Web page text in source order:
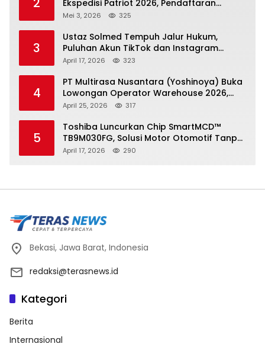
Ekspedisi Patriot 2026, Pendaftaran
Ditutup 21 Mei
Mei 3, 2026 325
3
Ustaz Solmed Tempuh Jalur Hukum,
Puluhan Akun TikTok dan Instagram
Dilaporkan atas Tuduhan Fitnah
April 17, 2026 323
4
PT Multirasa Nusantara (Yoshinoya) Buka
Lowongan Operator Warehouse 2026,
Penempatan CK Bekasi
April 25, 2026 317
5
Toshiba Luncurkan Chip SmartMCD™
TB9M030FG, Solusi Motor Otomotif Tanpa
Sensor di Kecepatan Nol
April 17, 2026 290
Bekasi, Jawa Barat, Indonesia
redaksi@terasnews.id
Kategori
Berita
Internasional